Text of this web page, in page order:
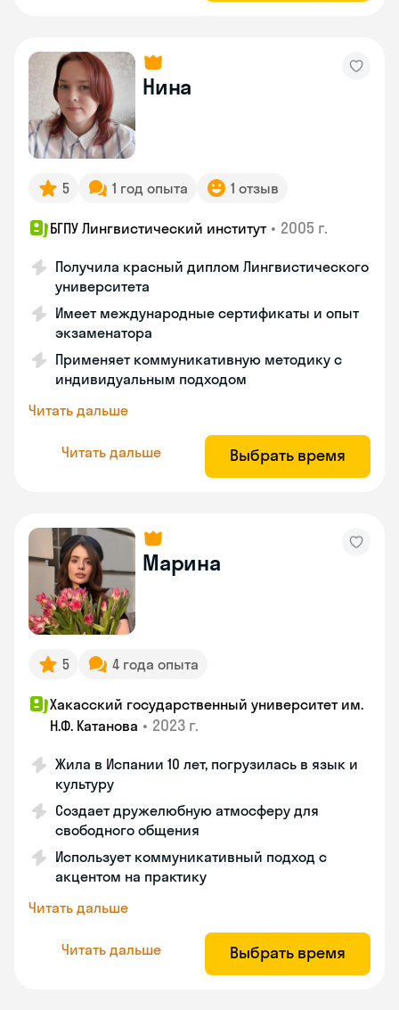
Нина
5 1 год опыта 1 отзыв
БГПУ Лингвистический институт • 2005 г.
Получила красный диплом Лингвистического
университета
Имеет международные сертификаты и опыт
экзаменатора
Применяет коммуникативную методику с
индивидуальным подходом
Читать дальше
Читать дальше Выбрать время
Марина
5 4 года опыта
Хакасский государственный университет им.
Н.Ф. Катанова • 2023 г.
Жила в Испании 10 лет, погрузилась в язык и
культуру
Создает дружелюбную атмосферу для
свободного общения
Использует коммуникативный подход с
акцентом на практику
Читать дальше
Читать дальше Выбрать время